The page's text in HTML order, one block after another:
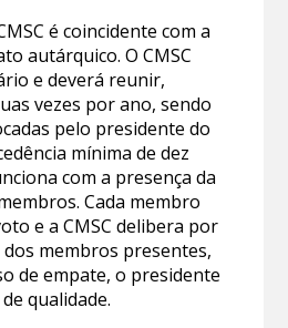
é coincidente com a
autárquico. O CMSC
e deverá reunir,
vezes por ano, sendo
pelo presidente do
mínima de dez
com a presença da
Cada membro
e a CMSC delibera por
membros presentes,
de empate, o presidente
qualidade.